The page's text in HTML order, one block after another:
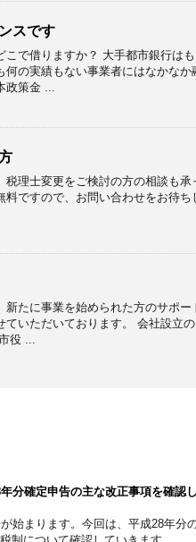
スです
で借りますか？ 大手都市銀行はも
何の実績もない事業者にはなかな
策金 ...
税理士変更をご検討の方の相談も
料ですので、お問い合わせをお待
新たに事業を始められた方のサポ
ていただいております。 会社設立
役 ...
分確定申告の主な改正事項を確認
始まります。今回は、平成28年分